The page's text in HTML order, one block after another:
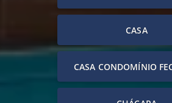
CASA
CASA CONDOMÍNIO